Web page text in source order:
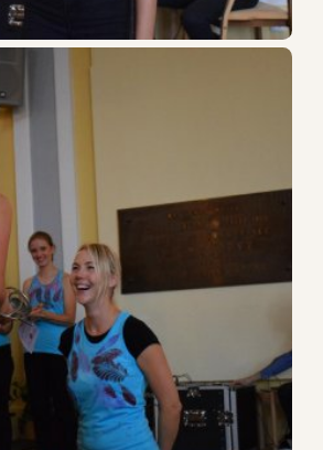
STŘEDNÍ ŠKOLA
VYŠŠÍ ODBORNÁ ŠKOLA
DALŠÍ VZDĚLÁVÁNÍ